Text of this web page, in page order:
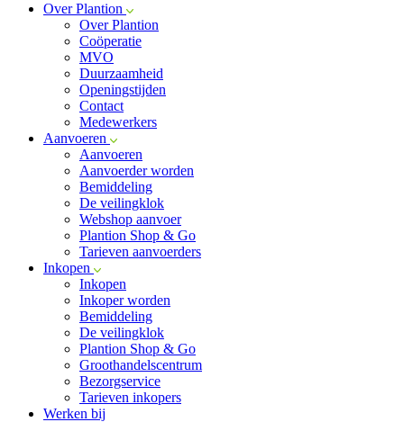
Over Plantion
Over Plantion
Coöperatie
MVO
Duurzaamheid
Openingstijden
Contact
Medewerkers
Aanvoeren
Aanvoeren
Aanvoerder worden
Bemiddeling
De veilingklok
Webshop aanvoer
Plantion Shop & Go
Tarieven aanvoerders
Inkopen
Inkopen
Inkoper worden
Bemiddeling
De veilingklok
Plantion Shop & Go
Groothandelscentrum
Bezorgservice
Tarieven inkopers
Werken bij